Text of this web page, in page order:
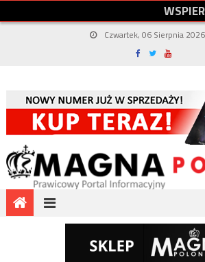
WSPIER
Czwartek, 06 Sierpnia 2026